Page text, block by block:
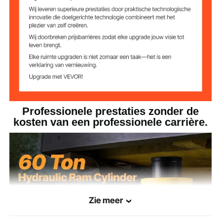
Gewicht
verpakking
Professionele prestaties zonder de
kosten van een professionele carrière.
Zie meer